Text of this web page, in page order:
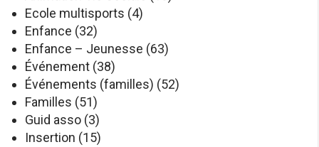
Ecole multisports (4)
Enfance (32)
Enfance – Jeunesse (63)
Événement (38)
Événements (familles) (52)
Familles (51)
Guid asso (3)
Insertion (15)